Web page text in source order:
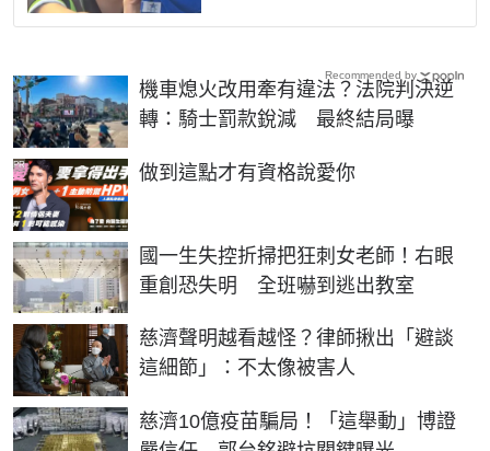
機車熄火改用牽有違法？法院判決逆
轉：騎士罰款銳減 最終結局曝
做到這點才有資格說愛你
PR
國一生失控折掃把狂刺女老師！右眼
重創恐失明 全班嚇到逃出教室
慈濟聲明越看越怪？律師揪出「避談
這細節」：不太像被害人
慈濟10億疫苗騙局！「這舉動」博證
Recommended by